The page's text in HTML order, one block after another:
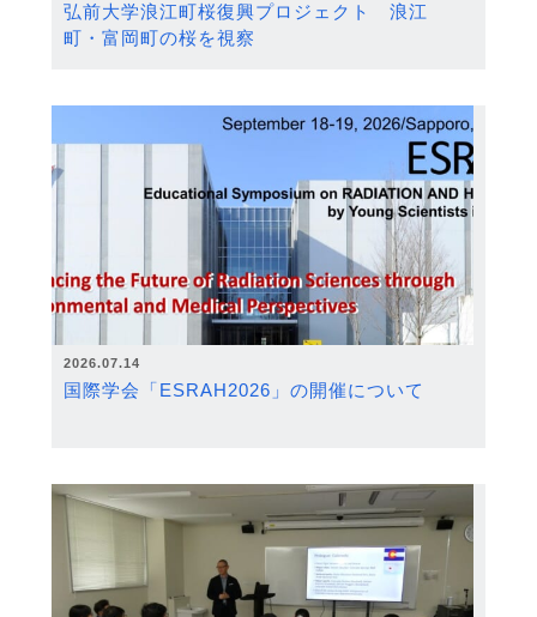
弘前大学浪江町桜復興プロジェクト 浪江
町・富岡町の桜を視察
2026.07.14
国際学会「ESRAH2026」の開催について